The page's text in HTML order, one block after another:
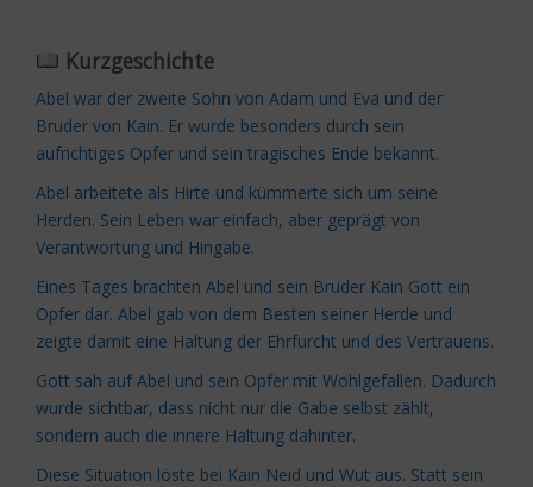
Kurzgeschichte
Abel war der zweite Sohn von Adam und Eva und der
Bruder von Kain. Er wurde besonders durch sein
aufrichtiges Opfer und sein tragisches Ende bekannt.
Abel arbeitete als Hirte und kümmerte sich um seine
Herden. Sein Leben war einfach, aber geprägt von
Verantwortung und Hingabe.
Eines Tages brachten Abel und sein Bruder Kain Gott ein
Opfer dar. Abel gab von dem Besten seiner Herde und
zeigte damit eine Haltung der Ehrfurcht und des Vertrauens.
Gott sah auf Abel und sein Opfer mit Wohlgefallen. Dadurch
wurde sichtbar, dass nicht nur die Gabe selbst zählt,
sondern auch die innere Haltung dahinter.
Diese Situation löste bei Kain Neid und Wut aus. Statt sein